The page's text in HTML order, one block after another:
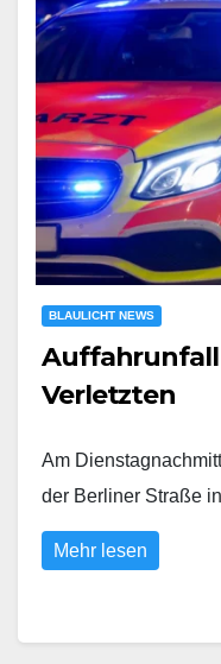
BLAULICHT NEWS
Verletzten
Am
der Berliner Straße
Mehr lesen